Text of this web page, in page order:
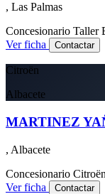
, Las Palmas
Concesionario Taller
Ver ficha
Contactar
Citroën
Albacete
MARTINEZ
, Albacete
Concesionario Citroën
Ver ficha
Contactar